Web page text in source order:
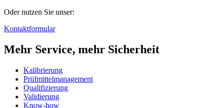
Oder nutzen Sie unser:
Kontaktformular
Mehr Service, mehr Sicherheit
Kalibrierung
Prüfmittelmanagement
Qualifizierung
Validierung
Know-how